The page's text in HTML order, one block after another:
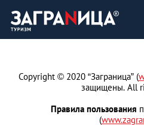
Copyright © 2020 “Заграница” (
защищены. All
Правила пользования
(